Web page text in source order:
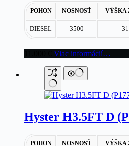
POHON NOSNOSŤ VÝŠKA
DIESEL 3500
Viac informácií…
Hyster H3.5FT D
POHON NOSNOSŤ VÝŠKA